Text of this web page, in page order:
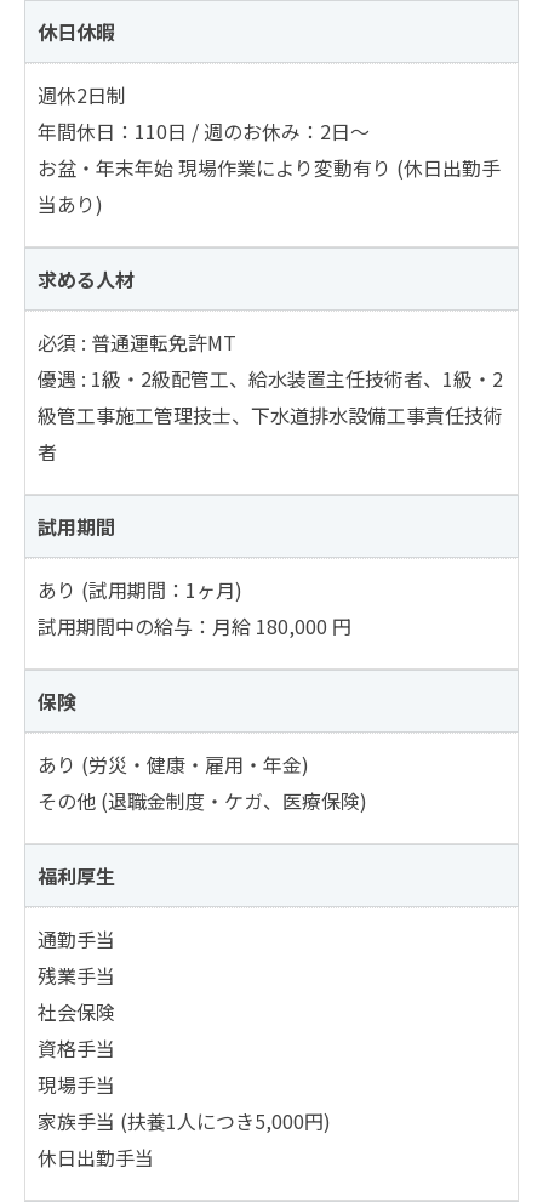
休日休暇
週休2日制
年間休日：110日 / 週のお休み：2日〜
お盆・年末年始 現場作業により変動有り (休日出勤手
当あり)
求める人材
必須 : 普通運転免許MT
優遇 : 1級・2級配管工、給水装置主任技術者、1級・2
級管工事施工管理技士、下水道排水設備工事責任技術
者
試用期間
あり (試用期間：1ヶ月)
試用期間中の給与：月給 180,000 円
保険
あり (労災・健康・雇用・年金)
その他 (退職金制度・ケガ、医療保険)
福利厚生
通勤手当
残業手当
社会保険
資格手当
現場手当
家族手当 (扶養1人につき5,000円)
休日出勤手当